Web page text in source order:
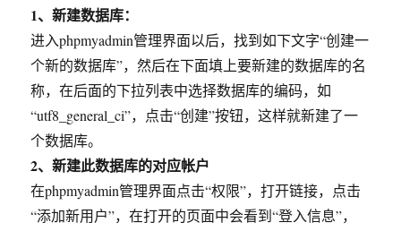
1、新建数据库：
进入phpmyadmin管理界面以后，找到如下文字“创建一
个新的数据库”，然后在下面填上要新建的数据库的名
称，在后面的下拉列表中选择数据库的编码，如
“utf8_general_ci”，点击“创建”按钮，这样就新建了一
个数据库。
2、新建此数据库的对应帐户
在phpmyadmin管理界面点击“权限”，打开链接，点击
“添加新用户”，在打开的页面中会看到“登入信息”，